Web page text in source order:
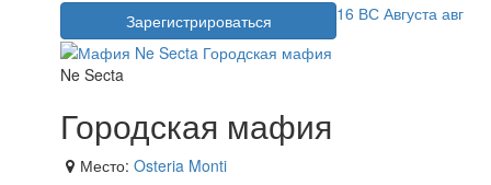
Зарегистрироваться
16 ВС Августа авг
Ne Secta
Городская мафия
Место: Osteria Monti